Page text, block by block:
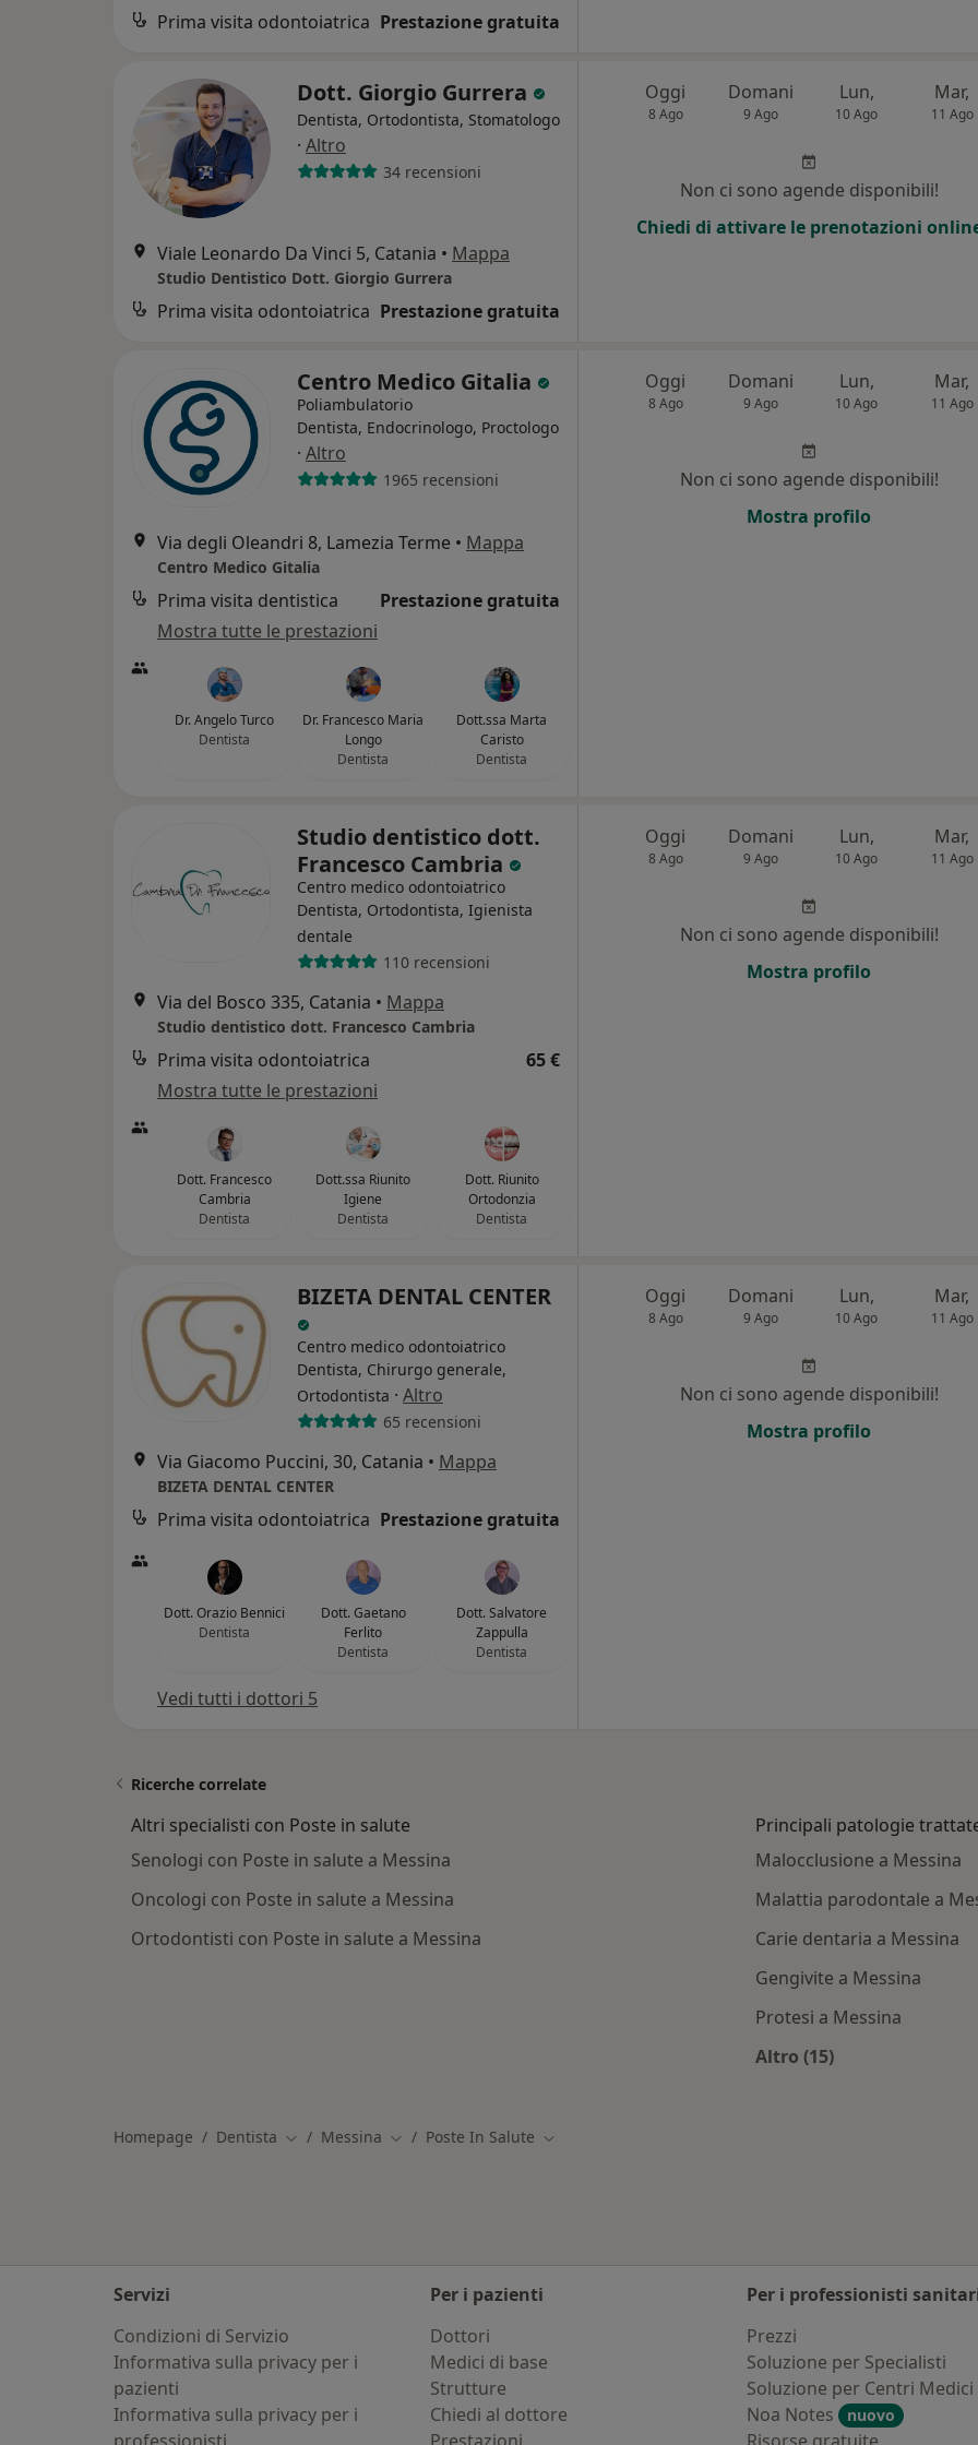
Prima visita odontoiatrica Prestazione gratuita
Dott. Giorgio Gurrera
Dentista, Ortodontista, Stomatologo
· Altro
34 recensioni
Viale Leonardo Da Vinci 5, Catania • Mappa
Studio Dentistico Dott. Giorgio Gurrera
Prima visita odontoiatrica Prestazione gratuita
Oggi
8 Ago
Domani
9 Ago
Lun,
10 Ago
Mar,
11 Ago
Non ci sono agende disponibili!
Chiedi di attivare le prenotazioni
Centro Medico Gitalia
Poliambulatorio
Dentista, Endocrinologo, Proctologo
· Altro
1965 recensioni
Via degli Oleandri 8, Lamezia Terme • Mappa
Centro Medico Gitalia
Prima visita dentistica
Prestazione gratuita
Mostra tutte le prestazioni
Dr. Angelo Turco
Dentista
Dr. Francesco Maria
Longo
Dentista
Dott.ssa Marta
Caristo
Dentista
Oggi
8 Ago
Domani
9 Ago
Lun,
10 Ago
Mar,
11 Ago
Non ci sono agende disponibili!
Mostra profilo
Studio dentistico dott.
Francesco Cambria
Centro medico odontoiatrico
Dentista, Ortodontista, Igienista
dentale
110 recensioni
Via del Bosco 335, Catania • Mappa
Studio dentistico dott. Francesco Cambria
Prima visita odontoiatrica
65 €
Mostra tutte le prestazioni
Dott. Francesco
Cambria
Dentista
Dott.ssa Riunito
Igiene
Dentista
Dott. Riunito
Ortodonzia
Dentista
Oggi
8 Ago
Domani
9 Ago
Lun,
10 Ago
Mar,
11 Ago
Non ci sono agende disponibili!
Mostra profilo
BIZETA DENTAL CENTER
Centro medico odontoiatrico
Dentista, Chirurgo generale,
Ortodontista · Altro
65 recensioni
Via Giacomo Puccini, 30, Catania • Mappa
BIZETA DENTAL CENTER
Prima visita odontoiatrica Prestazione gratuita
Dott. Orazio Bennici
Dentista
Dott. Gaetano
Ferlito
Dentista
Dott. Salvatore
Zappulla
Dentista
Vedi tutti i dottori 5
Oggi
8 Ago
Domani
9 Ago
Lun,
10 Ago
Mar,
11 Ago
Non ci sono agende disponibili!
Mostra profilo
Ricerche correlate
Altri specialisti con Poste in salute
Senologi con Poste in salute a Messina
Oncologi con Poste in salute a Messina
Ortodontisti con Poste in salute a Messina
Principali patologie
Malocclusione a Messina
Malattia parodontale a
Carie dentaria a Messina
Gengivite a Messina
Protesi a Messina
Altro (15)
Homepage Dentista Cambia città
Messina Cambia città
Poste In Salute Cambia città
Servizi
Condizioni di Servizio
Informativa sulla privacy per i
pazienti
Informativa sulla privacy per i
Per i pazienti
Dottori
Medici di base
Strutture
Chiedi al dottore
Per i professionisti
Prezzi
Soluzione per Specialisti
Soluzione per Centri Medici
Noa Notes
nuovo